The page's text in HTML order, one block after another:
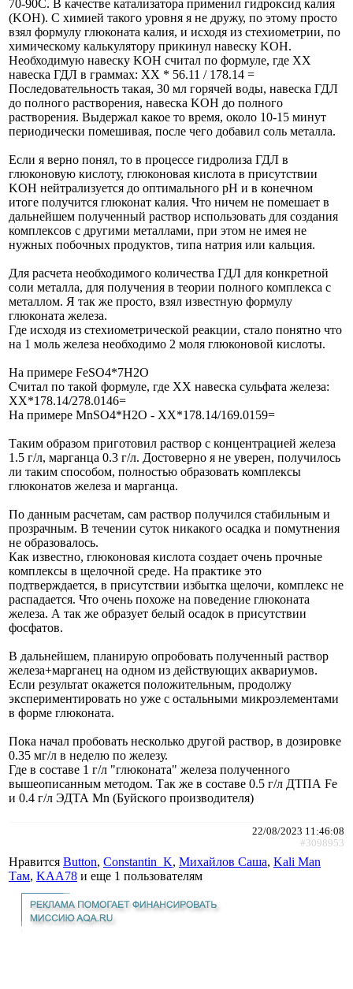
70-90С. В качестве катализатора применил гидроксид калия
(KOH). С химией такого уровня я не дружу, по этому просто
взял формулу глюконата калия, и исходя из стехиометрии, по
химическому калькулятору прикинул навеску KOH.
Необходимую навеску KOH считал по формуле, где ХХ
навеска ГДЛ в граммах: ХХ * 56.11 / 178.14 =
Последовательность такая, 30 мл горячей воды, навеска ГДЛ
до полного растворения, навеска KOH до полного
растворения. Выдержал какое то время, около 10-15 минут
периодически помешивая, после чего добавил соль металла.
Если я верно понял, то в процессе гидролиза ГДЛ в
глюконовую кислоту, глюконовая кислота в присутствии
KOH нейтрализуется до оптимального pH и в конечном
итоге получится глюконат калия. Что ничем не помешает в
дальнейшем полученный раствор использовать для создания
комплексов с другими металлами, при этом не имея не
нужных побочных продуктов, типа натрия или кальция.
Для расчета необходимого количества ГДЛ для конкретной
соли металла, для получения в теории полного комплекса с
металлом. Я так же просто, взял известную формулу
глюконата железа.
Где исходя из стехиометрической реакции, стало понятно что
на 1 моль железа необходимо 2 моля глюконовой кислоты.
На примере FeSO4*7Н2О
Считал по такой формуле, где ХХ навеска сульфата железа:
ХХ*178.14/278.0146=
На примере MnSO4*H2O - ХХ*178.14/169.0159=
Таким образом приготовил раствор с концентрацией железа
1.5 г/л, марганца 0.3 г/л. Достоверно я не уверен, получилось
ли таким способом, полностью образовать комплексы
глюконатов железа и марганца.
По данным расчетам, сам раствор получился стабильным и
прозрачным. В течении суток никакого осадка и помутнения
не образовалось.
Как известно, глюконовая кислота создает очень прочные
комплексы в щелочной среде. На практике это
подтверждается, в присутствии избытка щелочи, комплекс не
распадается. Что очень похоже на поведение глюконата
железа. А так же образует белый осадок в присутствии
фосфатов.
В дальнейшем, планирую опробовать полученный раствор
железа+марганец на одном из действующих аквариумов.
Если результат окажется положительным, продолжу
экспериментировать но уже с остальными микроэлементами
в форме глюконата.
Пока начал пробовать несколько другой раствор, в дозировке
0.35 мг/л в неделю по железу.
Где в составе 1 г/л "глюконата" железа полученного
вышеописанным методом. Так же в составе 0.5 г/л ДТПА Fe
и 0.4 г/л ЭДТА Mn (Буйского производителя)
22/08/2023 11:46:08
#3098953
Нравится Button, Constantin_K, Михайлов Саша, Kali Man
Там, KAA78 и еще 1 пользователям